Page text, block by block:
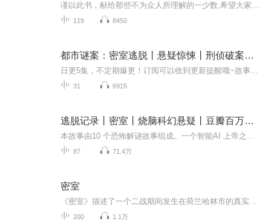
119 8450
都市谜案：密室逃脱丨悬疑惊悚丨刑侦破案丨AI电子书
31 6915
逃脱记录丨密室丨烧脑科幻悬疑丨豆瓣百万级专栏作家高级鱼
87 71.4万
密室
200 1.1万